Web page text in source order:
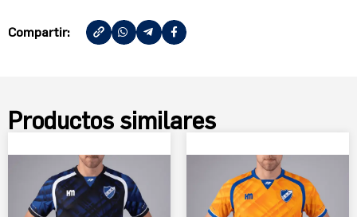
Compartir:
Productos similaresCamiseta Argentino de
Rosario Arquero 3